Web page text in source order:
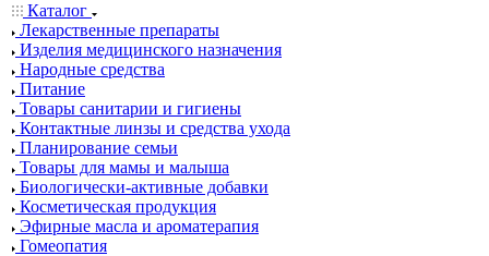
Каталог
Лекарственные препараты
Изделия медицинского назначения
Народные средства
Питание
Товары санитарии и гигиены
Контактные линзы и средства ухода
Планирование семьи
Товары для мамы и малыша
Биологически-активные добавки
Косметическая продукция
Эфирные масла и ароматерапия
Гомеопатия